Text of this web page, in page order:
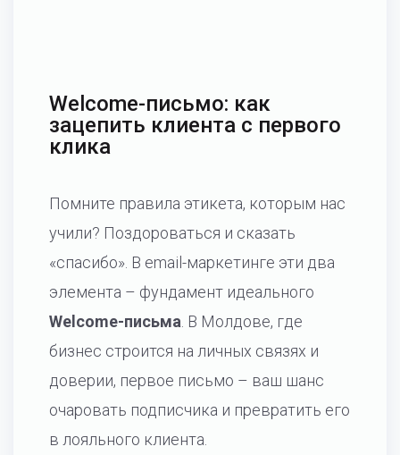
Welcome-письмо: как
зацепить клиента с первого
клика
Помните правила этикета, которым нас
учили? Поздороваться и сказать
«спасибо». В email-маркетинге эти два
элемента – фундамент идеального
Welcome-письма . В Молдове, где
бизнес строится на личных связях и
доверии, первое письмо – ваш шанс
очаровать подписчика и превратить его
в лояльного клиента.